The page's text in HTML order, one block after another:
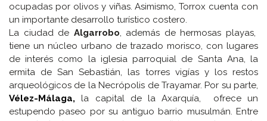
ocupadas por olivos y viñas. Asimismo, Torrox cuenta con
un importante desarrollo turístico costero.
La ciudad de Algarrobo , además de hermosas playas,
tiene un núcleo urbano de trazado morisco, con lugares
de interés como la iglesia parroquial de Santa Ana, la
ermita de San Sebastián, las torres vigías y los restos
arqueológicos de la Necrópolis de Trayamar. Por su parte,
Vélez-Málaga,
la capital de la Axarquía, ofrece un
estupendo paseo por su antiguo barrio musulmán. Entre